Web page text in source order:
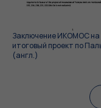
Заключение ИКОМОС на
итоговый проект по
(англ.)